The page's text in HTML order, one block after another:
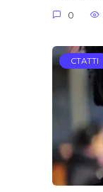
0
СТАТТІ